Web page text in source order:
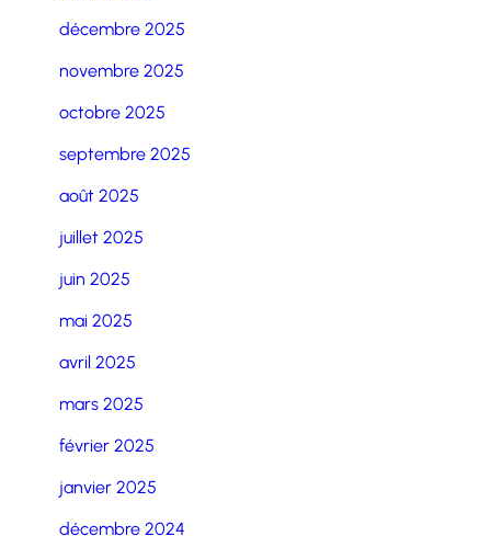
décembre 2025
novembre 2025
octobre 2025
septembre 2025
août 2025
juillet 2025
juin 2025
mai 2025
avril 2025
mars 2025
février 2025
janvier 2025
décembre 2024